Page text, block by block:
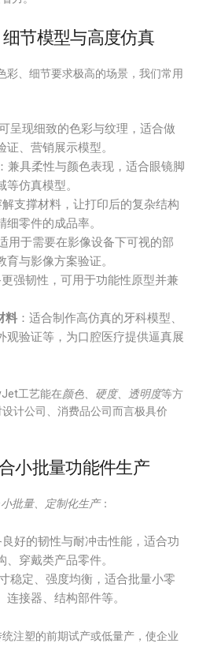
节模型与高度仿真
彩、细节要求极高的场景，我们常用
可呈现细致的色彩与纹理，适合做
、营销展示模型。
：兼具柔性与颜色表现，适合眼镜脚
仿真模型。
解支撑材料，让打印后的复杂结构
零件的成品率。
用于需要在影像设备下可视的部
与影像方案验证。
更强韧性，可用于功能性原型并兼
料 ：适合制作高仿真的牙科模型、
观验证等，为口腔医疗提供逼真展
工艺能在颜色、硬度、透明度等方
计公司、消费品公司而言极具价
小批量功能件生产
小批量、定制化生产：
良好的韧性与耐冲击性能，适合功
穿戴类产品零件。
稳定、强度均衡，适合批量小零
接器、结构部件等。
注塑的前期试产或低量产，使企业